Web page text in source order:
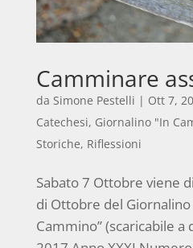
Camminare
da Simone Pestelli | Ott 7,
Catechesi, Giornalino "In
Storiche, Riflessioni
Sabato 7 Ottobre viene
di Ottobre del Giornalino
Cammino” (scaricabile